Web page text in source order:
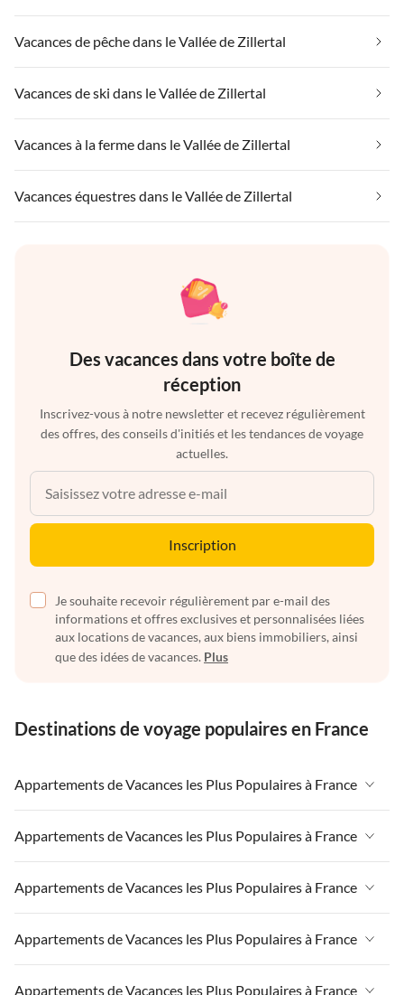
Vacances de pêche dans le Vallée de Zillertal
Vacances de ski dans le Vallée de Zillertal
Vacances à la ferme dans le Vallée de Zillertal
Vacances équestres dans le Vallée de Zillertal
Des vacances dans votre boîte de
réception
Inscrivez-vous à notre newsletter et recevez régulièrement
des offres, des conseils d'initiés et les tendances de voyage
actuelles.
Inscription
Je souhaite recevoir régulièrement par e-mail des
informations et offres exclusives et personnalisées liées
aux locations de vacances, aux biens immobiliers, ainsi
que des idées de vacances. Plus
Destinations de voyage populaires en France
Appartements de Vacances les Plus Populaires à France
Appartements de Vacances à France
Appartements de Vacances à Paris-Ile de France
Appartements de Vacances à Paris
Appartements de Vacances à Côte atlantique
Appartements de Vacances les Plus Populaires à France
Appartements de Vacances à France
Appartements de Vacances à Paris-Ile de France
Appartements de Vacances à Paris
Appartements de Vacances les Plus Populaires à France
Appartements de Vacances à France
Appartements de Vacances à Paris-Ile de France
Appartements de Vacances les Plus Populaires à France
Appartements de Vacances à France
Appartements de Vacances les Plus Populaires à France